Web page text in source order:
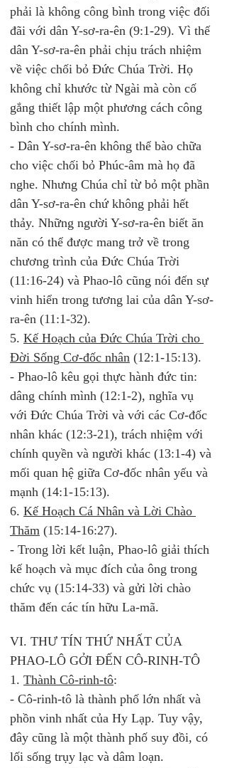
phải là không công bình trong việc đối
đãi với dân Y-sơ-ra-ên (9:1-29). Vì thế
dân Y-sơ-ra-ên phải chịu trách nhiệm
về việc chối bỏ Đức Chúa Trời. Họ
không chỉ khước từ Ngài mà còn cố
gắng thiết lập một phương cách công
bình cho chính mình.
- Dân Y-sơ-ra-ên không thể bào chữa
cho việc chối bỏ Phúc-âm mà họ đã
nghe. Nhưng Chúa chỉ từ bỏ một phần
dân Y-sơ-ra-ên chứ không phải hết
thảy. Những người Y-sơ-ra-ên biết ăn
năn có thể được mang trở về trong
chương trình của Đức Chúa Trời
(11:16-24) và Phao-lô cũng nói đến sự
vinh hiển trong tương lai của dân Y-sơ-
ra-ên (11:1-32).
5. Kế Hoạch của Đức Chúa Trời cho
Đời Sống Cơ-đốc nhân (12:1-15:13).
- Phao-lô kêu gọi thực hành đức tin:
dâng chính mình (12:1-2), nghĩa vụ
với Đức Chúa Trời và với các Cơ-đốc
nhân khác (12:3-21), trách nhiệm với
chính quyền và người khác (13:1-4) và
mối quan hệ giữa Cơ-đốc nhân yếu và
mạnh (14:1-15:13).
6. Kế Hoạch Cá Nhân và Lời Chào
Thăm (15:14-16:27).
- Trong lời kết luận, Phao-lô giải thích
kế hoạch và mục đích của ông trong
chức vụ (15:14-33) và gửi lời chào
thăm đến các tín hữu La-mã.
VI. THƯ TÍN THỨ NHẤT CỦA
PHAO-LÔ GỞI ĐẾN CÔ-RINH-TÔ
1. Thành Cô-rinh-tô:
- Cô-rinh-tô là thành phố lớn nhất và
phồn vinh nhất của Hy Lạp. Tuy vậy,
đây cũng là một thành phố suy đồi, có
lối sống trụy lạc và dâm loạn.